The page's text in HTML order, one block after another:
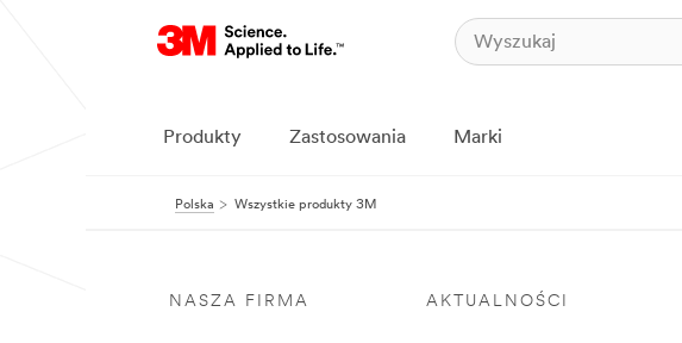
Produkty Zastosowania Marki
Polska Wszystkie produkty 3M
NASZA FIRMA AKTUALNOŚCI